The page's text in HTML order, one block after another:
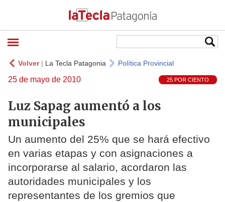
Volver| La Tecla Patagonia Política Provincial
25 de mayo de 2010 25 POR CIENTO
Luz Sapag aumentó a los
municipales
Un aumento del 25% que se hará efectivo
en varias etapas y con asignaciones a
incorporarse al salario, acordaron las
autoridades municipales y los
representantes de los gremios que